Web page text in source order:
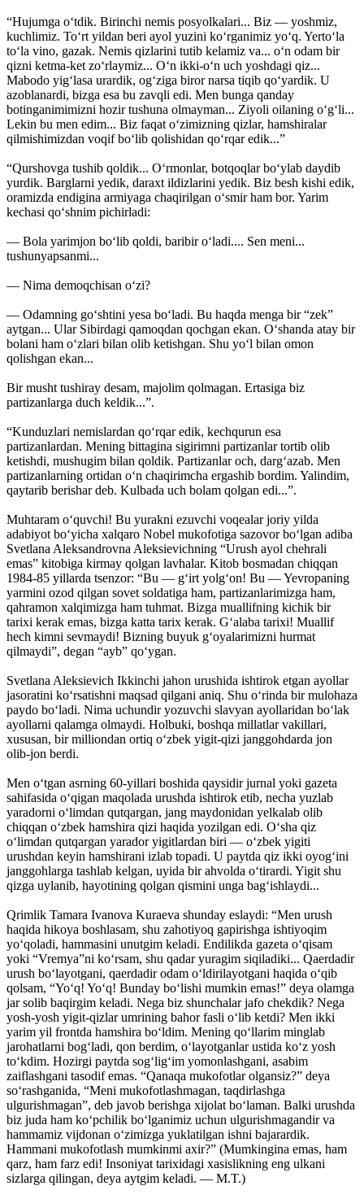
“Hujumga o‘tdik. Birinchi nemis posyolkalari... Biz — yoshmiz,
kuchlimiz. To‘rt yildan beri ayol yuzini ko‘rganimiz yo‘q. Yerto‘la
to‘la vino, gazak. Ne­mis qizlarini tutib kelamiz va... o‘n odam bir
qizni ketma-ket zo‘rlaymiz... O‘n ikki-o‘n uch yoshdagi qiz...
Mabodo yig‘lasa urardik, og‘ziga biror narsa tiqib qo‘yardik. U
azoblanardi, bizga esa bu zavqli edi. Men bunga qanday
botinganimimizni hozir tushuna olmayman... Ziyoli oilaning o‘g‘li...
Lekin bu men edim... Biz faqat o‘zimizning qizlar, hamshiralar
qilmishimizdan voqif bo‘lib qolishidan qo‘rqar edik...”
“Qurshovga tushib qoldik... O‘rmonlar, botqoqlar bo‘ylab daydib
yurdik. Barglarni yedik, daraxt ildizlarini yedik. Biz besh kishi edik,
oramizda endigina armiyaga chaqirilgan o‘smir ham bor. Yarim
kechasi qo‘shnim pichirladi:
— Bola yarimjon bo‘lib qoldi, baribir o‘ladi.... Sen meni...
tushunyapsanmi...
— Nima demoqchisan o‘zi?
— Odamning go‘shtini yesa bo‘ladi. Bu haqda menga bir “zek”
aytgan... Ular Sibirdagi qamoqdan qochgan ekan. O‘shanda atay bir
bolani ham o‘zlari bilan olib ketishgan. Shu yo‘l bilan omon
qolishgan ekan...
Bir musht tushiray desam, majolim qolmagan. Ertasiga biz
partizanlarga duch keldik...”.
“Kunduzlari nemislardan qo‘rqar edik, kechqurun esa
partizanlardan. Mening bittagina sigirimni partizanlar tortib olib
ketishdi, mushugim bilan qoldik. Partizanlar och, darg‘azab. Men
partizanlarning ortidan o‘n chaqirimcha ergashib bordim. Yalindim,
qaytarib berishar deb. Kulbada uch bolam qolgan edi...”.
Muhtaram o‘quvchi! Bu yurakni ezuvchi voqealar joriy yilda
adabiyot bo‘yicha xalqaro Nobel mukofotiga sazovor bo‘lgan adiba
Svetlana Aleksandrovna Aleksievichning “Urush ayol chehrali
emas” kitobiga kirmay qolgan lavhalar. Kitob bosmadan chiqqan
1984-85 yillarda tsenzor: “Bu — g‘irt yolg‘on! Bu — Yevropaning
yarmini ozod qilgan sovet soldatiga ham, partizanlarimizga ham,
qahramon xalqimizga ham tuhmat. Bizga muallifning kichik bir
tarixi kerak emas, bizga katta tarix kerak. G‘alaba tarixi! Muallif
hech kimni sevmaydi! Bizning buyuk g‘oyalarimizni hurmat
qilmaydi”, degan “ayb” qo‘ygan.
Svetlana Aleksievich Ikkinchi jahon urushida ishtirok etgan ayollar
jasoratini ko‘rsatishni maqsad qilgani aniq. Shu o‘rinda bir mulohaza
paydo bo‘ladi. Nima uchundir yozuvchi slavyan ayollaridan bo‘lak
ayollarni qalamga olmaydi. Holbuki, boshqa millatlar vakillari,
xususan, bir milliondan ortiq o‘zbek yigit-qizi janggohdarda jon
olib-jon berdi.
Men o‘tgan asrning 60-yillari boshida qaysidir jurnal yoki gazeta
sahifasida o‘qigan maqolada urushda ishtirok etib, necha yuzlab
yaradorni o‘limdan qutqargan, jang maydonidan yelkalab olib
chiqqan o‘zbek hamshira qizi haqida yozilgan edi. O‘sha qiz
o‘limdan qutqargan yarador yigitlardan biri — o‘zbek yigiti
urushdan keyin hamshirani izlab topadi. U paytda qiz ikki oyog‘ini
janggohlarga tashlab kelgan, uyida bir ahvolda o‘tirardi. Yigit shu
qizga uylanib, hayotining qolgan qismini unga bag‘ishlaydi...
Qrimlik Tamara Ivanova Kuraeva shunday eslaydi: “Men urush
haqida hikoya boshlasam, shu zahotiyoq gapirishga ishtiyoqim
yo‘qoladi, hammasini unutgim keladi. Endilikda gazeta o‘qisam
yoki “Vremya”ni ko‘rsam, shu qadar yuragim siqiladiki... Qaerdadir
urush bo‘layotgani, qaerdadir odam o‘ldirilayotgani haqida o‘qib
qolsam, “Yo‘q! Yo‘q! Bunday bo‘lishi mumkin emas!” deya olamga
jar solib baqirgim keladi. Nega biz shunchalar jafo chekdik? Nega
yosh-yosh yigit-qizlar umrining bahor fasli o‘lib ketdi? Men ikki
yarim yil frontda hamshira bo‘ldim. Mening qo‘llarim minglab
jarohatlarni bog‘ladi, qon berdim, o‘layotganlar ustida ko‘z yosh
to‘kdim. Hozirgi paytda sog‘lig‘im yomonlashgani, asabim
zaiflashgani tasodif emas. “Qanaqa mukofotlar olgansiz?” deya
so‘rashganida, “Meni mukofotlashmagan, taqdirlashga
ulgurishmagan”, deb javob berishga xijolat bo‘laman. Balki urushda
biz juda ham ko‘pchilik bo‘lganimiz uchun ulgurishmagandir va
hammamiz vijdonan o‘zimizga yuklatilgan ishni bajarardik.
Hammani mukofotlash mumkinmi axir?” (Mumkingina emas, ham
qarz, ham farz edi! Insoniyat tarixidagi xasislikning eng ulkani
sizlarga qilingan, deya aytgim keladi. — M.T.)